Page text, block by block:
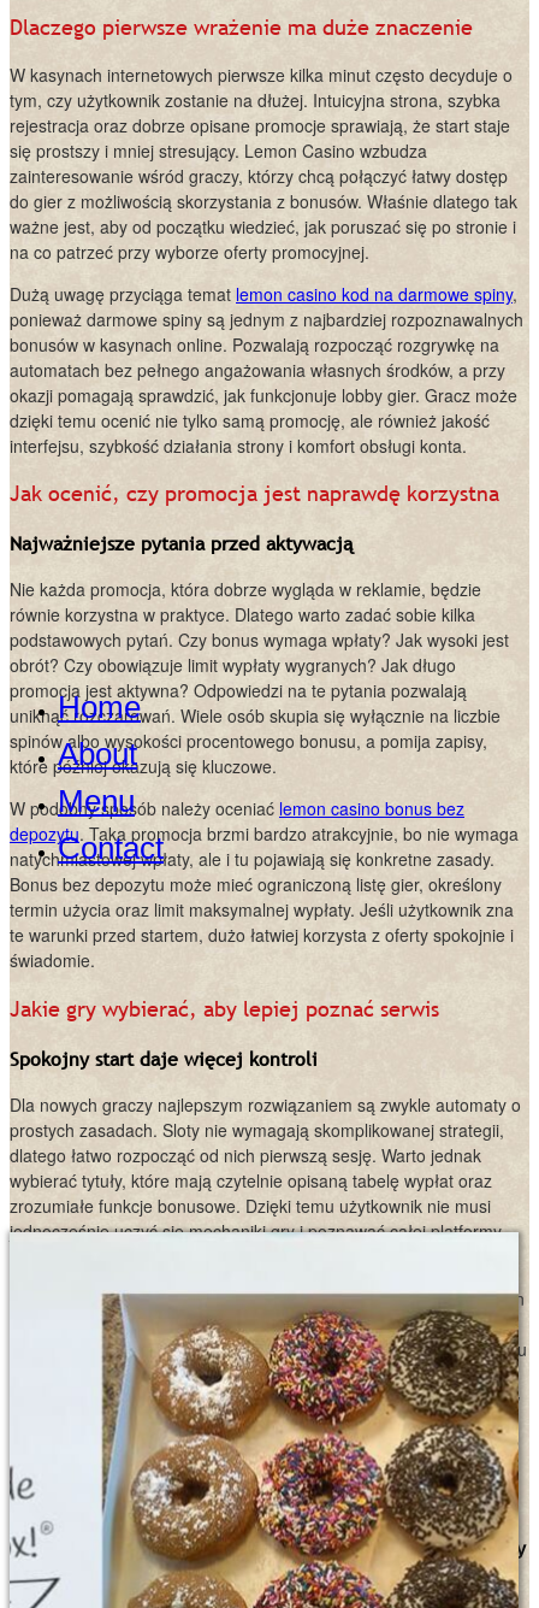
Home
About
Menu
Contact
Dlaczego pierwsze wrażenie ma duże znaczenie
W kasynach internetowych pierwsze kilka minut często decyduje o
tym, czy użytkownik zostanie na dłużej. Intuicyjna strona, szybka
rejestracja oraz dobrze opisane promocje sprawiają, że start staje
się prostszy i mniej stresujący. Lemon Casino wzbudza
zainteresowanie wśród graczy, którzy chcą połączyć łatwy dostęp
do gier z możliwością skorzystania z bonusów. Właśnie dlatego tak
ważne jest, aby od początku wiedzieć, jak poruszać się po stronie i
na co patrzeć przy wyborze oferty promocyjnej.
Dużą uwagę przyciąga temat lemon casino kod na darmowe spiny,
ponieważ darmowe spiny są jednym z najbardziej rozpoznawalnych
bonusów w kasynach online. Pozwalają rozpocząć rozgrywkę na
automatach bez pełnego angażowania własnych środków, a przy
okazji pomagają sprawdzić, jak funkcjonuje lobby gier. Gracz może
dzięki temu ocenić nie tylko samą promocję, ale również jakość
interfejsu, szybkość działania strony i komfort obsługi konta.
Jak ocenić, czy promocja jest naprawdę korzystna
Najważniejsze pytania przed aktywacją
Nie każda promocja, która dobrze wygląda w reklamie, będzie
równie korzystna w praktyce. Dlatego warto zadać sobie kilka
podstawowych pytań. Czy bonus wymaga wpłaty? Jak wysoki jest
obrót? Czy obowiązuje limit wypłaty wygranych? Jak długo
promocja jest aktywna? Odpowiedzi na te pytania pozwalają
uniknąć rozczarowań. Wiele osób skupia się wyłącznie na liczbie
spinów albo wysokości procentowego bonusu, a pomija zapisy,
które później okazują się kluczowe.
W podobny sposób należy oceniać lemon casino bonus bez
depozytu. Taka promocja brzmi bardzo atrakcyjnie, bo nie wymaga
natychmiastowej wpłaty, ale i tu pojawiają się konkretne zasady.
Bonus bez depozytu może mieć ograniczoną listę gier, określony
termin użycia oraz limit maksymalnej wypłaty. Jeśli użytkownik zna
te warunki przed startem, dużo łatwiej korzysta z oferty spokojnie i
świadomie.
Jakie gry wybierać, aby lepiej poznać serwis
Spokojny start daje więcej kontroli
Dla nowych graczy najlepszym rozwiązaniem są zwykle automaty o
prostych zasadach. Sloty nie wymagają skomplikowanej strategii,
dlatego łatwo rozpocząć od nich pierwszą sesję. Warto jednak
wybierać tytuły, które mają czytelnie opisaną tabelę wypłat oraz
zrozumiałe funkcje bonusowe. Dzięki temu użytkownik nie musi
jednocześnie uczyć się mechaniki gry i poznawać całej platformy.
Pomocne bywa również testowanie kilku różnych automatów. Jeden
slot może okazać się dynamiczny i pełen dodatkowych funkcji, inny
bardziej stonowany i przewidywalny. Dopiero po krótkim porównaniu
kilku tytułów można określić, jaki styl rozgrywki najbardziej
odpowiada danemu graczowi. To ważne, bo bonus wykorzystany w
dobrze dobranej grze zwykle daje większą satysfakcję niż
przypadkowe kliknięcia w popularny tytuł.
Rola samokontroli i planowania budżetu
Promocja nie powinna zmieniać zasad odpowiedzialnej gry
Bonusy nie zwalniają z obowiązku kontrolowania wydatków. Nawet